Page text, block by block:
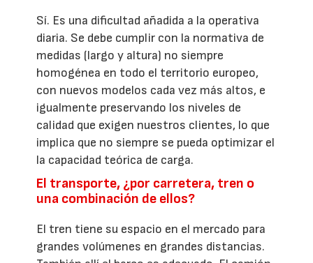
Sí. Es una dificultad añadida a la operativa
diaria. Se debe cumplir con la normativa de
medidas (largo y altura) no siempre
homogénea en todo el territorio europeo,
con nuevos modelos cada vez más altos, e
igualmente preservando los niveles de
calidad que exigen nuestros clientes, lo que
implica que no siempre se pueda optimizar el
la capacidad teórica de carga.
El transporte, ¿por carretera, tren o
una combinación de ellos?
El tren tiene su espacio en el mercado para
grandes volúmenes en grandes distancias.